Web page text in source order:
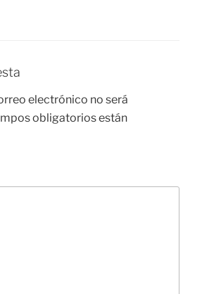
electrónico no será
obligatorios están